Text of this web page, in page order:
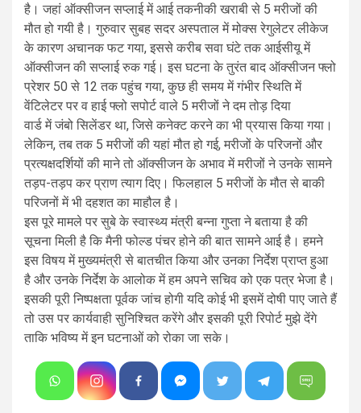
है। जहां ऑक्सीजन सप्लाई में आई तकनीकी खराबी से 5 मरीजों की
मौत हो गयी है। गुरुवार सुबह सदर अस्पताल में मोक्स रेगुलेटर लीकेज
के कारण अचानक फट गया, इससे करीब सवा घंटे तक आईसीयू में
ऑक्सीजन की सप्लाई रुक गई। इस घटना के तुरंत बाद ऑक्सीजन फ्लो
प्रेशर 50 से 12 तक पहुंच गया, कुछ ही समय में गंभीर स्थिति में
वेंटिलेटर पर व हाई फ्लो सपोर्ट वाले 5 मरीजों ने दम तोड़ दिया
वार्ड में जंबो सिलेंडर था, जिसे कनेक्ट करने का भी प्रयास किया गया।
लेकिन, तब तक 5 मरीजों की यहां मौत हो गई, मरीजों के परिजनों और
प्रत्यक्षदर्शियों की माने तो ऑक्सीजन के अभाव में मरीजों ने उनके सामने
तड़प-तड़प कर प्राण त्याग दिए। फिलहाल 5 मरीजों के मौत से बाकी
परिजनों में भी दहशत का माहौल है।
इस पूरे मामले पर सुबे के स्वास्थ्य मंत्री बन्ना गुप्ता ने बताया है की
सूचना मिली है कि मैनी फोल्ड पंचर होने की बात सामने आई है। हमने
इस विषय में मुख्यमंत्री से बातचीत किया और उनका निर्देश प्राप्त हुआ
है और उनके निर्देश के आलोक में हम अपने सचिव को एक पत्र भेजा है।
इसकी पूरी निष्पक्षता पूर्वक जांच होगी यदि कोई भी इसमें दोषी पाए जाते हैं
तो उस पर कार्यवाही सुनिश्चित करेंगे और इसकी पूरी रिपोर्ट मुझे देंगे
ताकि भविष्य में इन घटनाओं को रोका जा सके।